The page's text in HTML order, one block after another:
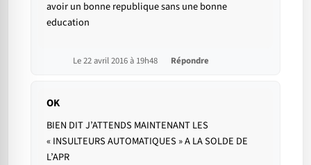
avoir un bonne republique sans une bonne
education
Le 22 avril 2016 à 19h48 Répondre
OK
BIEN DIT J’ATTENDS MAINTENANT LES
« INSULTEURS AUTOMATIQUES » A LA SOLDE DE
L’APR